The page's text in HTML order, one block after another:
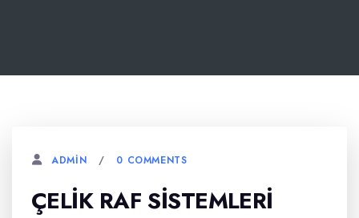
ADMIN 0 COMMENTS
ÇELIK RAF SISTEMLERI